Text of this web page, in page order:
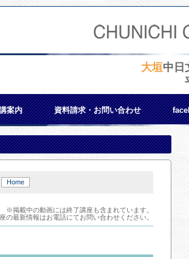
大垣中日
資料請求・お問い合わせ
案内
Home
※掲載中の動画には終了講座も含まれています。
の最新情報はお電話にてお問い合わせください。